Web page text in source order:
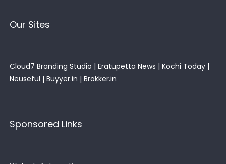
Our Sites
Cloud7 Branding Studio | Eratupetta News | Kochi Today |
Neuseful | Buyyer.in | Brokker.in
Sponsored Links